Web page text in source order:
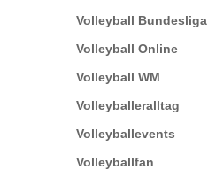
Volleyball Bundesliga
Volleyball Online
Volleyball WM
Volleyballeralltag
Volleyballevents
Volleyballfan